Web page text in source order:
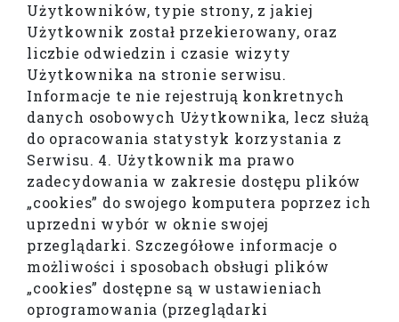
Użytkowników, typie strony, z jakiej
Użytkownik został przekierowany, oraz
liczbie odwiedzin i czasie wizyty
Użytkownika na stronie serwisu.
Informacje te nie rejestrują konkretnych
danych osobowych Użytkownika, lecz służą
do opracowania statystyk korzystania z
Serwisu. 4. Użytkownik ma prawo
zadecydowania w zakresie dostępu plików
„cookies” do swojego komputera poprzez ich
uprzedni wybór w oknie swojej
przeglądarki. Szczegółowe informacje o
możliwości i sposobach obsługi plików
„cookies” dostępne są w ustawieniach
oprogramowania (przeglądarki